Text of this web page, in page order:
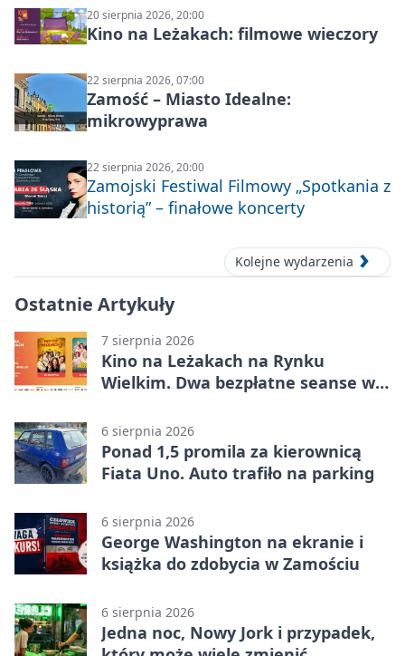
20 sierpnia 2026, 20:00
Kino na Leżakach: filmowe wieczory
22 sierpnia 2026, 07:00
Zamość – Miasto Idealne:
mikrowyprawa
22 sierpnia 2026, 20:00
Zamojski Festiwal Filmowy „Spotkania z
historią” – finałowe koncerty
Kolejne wydarzenia
Ostatnie Artykuły
7 sierpnia 2026
Kino na Leżakach na Rynku
Wielkim. Dwa bezpłatne seanse w
6 sierpnia 2026
Ponad 1,5 promila za kierownicą
Fiata Uno. Auto trafiło na parking
6 sierpnia 2026
George Washington na ekranie i
książka do zdobycia w Zamościu
6 sierpnia 2026
Jedna noc, Nowy Jork i przypadek,